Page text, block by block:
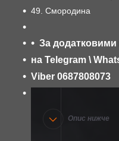
49. Смородина
За додатковими
на Telegram \
Viber 0687808073
Опис нижче